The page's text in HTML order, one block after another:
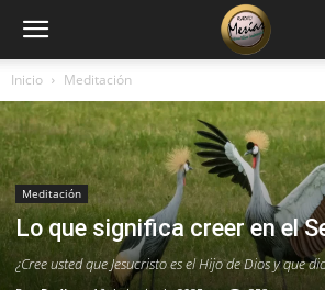
Inicio Meditación
Meditación
Lo que significa creer en el
¿Cree usted que Jesucristo es el Hijo de Dios y que